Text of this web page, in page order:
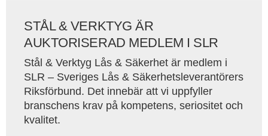
STÅL & VERKTYG ÄR
AUKTORISERAD MEDLEM I SLR
Stål & Verktyg Lås & Säkerhet är medlem i
SLR – Sveriges Lås & Säkerhetsleverantörers
Riksförbund. Det innebär att vi uppfyller
branschens krav på kompetens, seriositet och
kvalitet.